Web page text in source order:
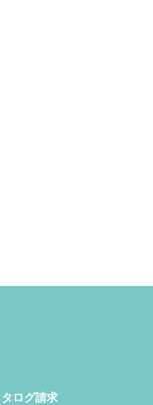
ログ請求